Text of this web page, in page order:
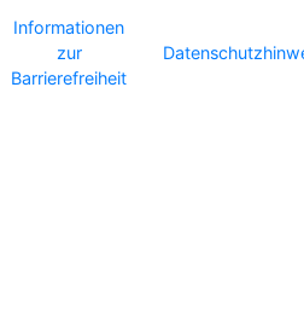
Informationen
zur
Barrierefreiheit